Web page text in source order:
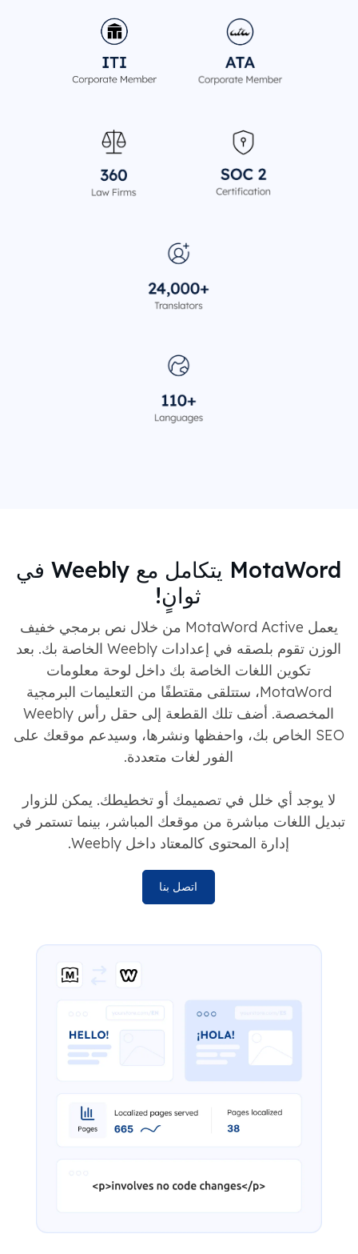
MotaWord يتكامل مع Weebly في
ثوانٍ!
يعمل MotaWord Active من خلال نص برمجي خفيف
الوزن تقوم بلصقه في إعدادات Weebly الخاصة بك. بعد
تكوين اللغات الخاصة بك داخل لوحة معلومات
MotaWord، ستتلقى مقتطفًا من التعليمات البرمجية
المخصصة. أضف تلك القطعة إلى حقل رأس Weebly
SEO الخاص بك، واحفظها ونشرها، وسيدعم موقعك على
الفور لغات متعددة.
لا يوجد أي خلل في تصميمك أو تخطيطك. يمكن للزوار
تبديل اللغات مباشرة من موقعك المباشر، بينما تستمر في
إدارة المحتوى كالمعتاد داخل Weebly.
اتصل بنا